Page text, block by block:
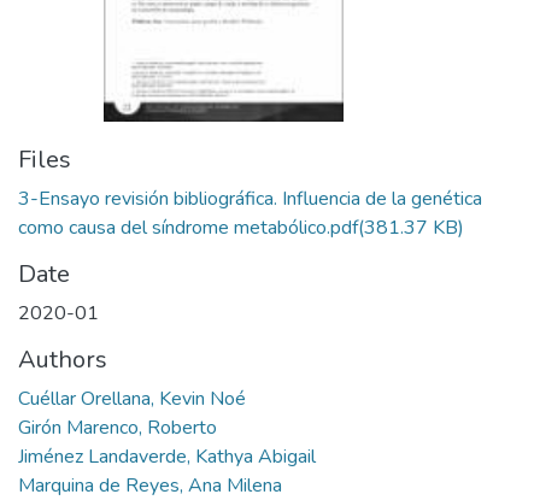
Files
3-Ensayo revisión bibliográfica. Influencia de la genética
como causa del síndrome metabólico.pdf(381.37 KB)
Date
2020-01
Authors
Cuéllar Orellana, Kevin Noé
Girón Marenco, Roberto
Jiménez Landaverde, Kathya Abigail
Marquina de Reyes, Ana Milena